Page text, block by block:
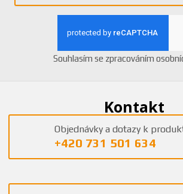
Souhlasím se zpracováním
Kontakt
Objednávky a dotazy k
+420 731 501 634